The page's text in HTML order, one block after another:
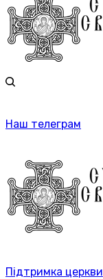
Наш телеграм
Підтримка церкви